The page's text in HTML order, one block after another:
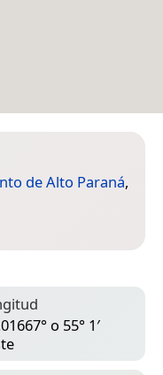
de Alto Paraná,
o 55° 1′